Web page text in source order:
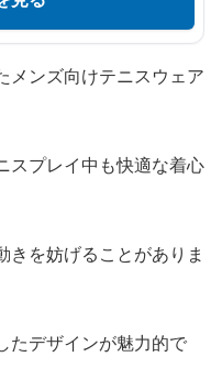
メンズ向けテニスウェア
スプレイ中も快適な着心
を妨げることがありま
たデザインが魅力的で